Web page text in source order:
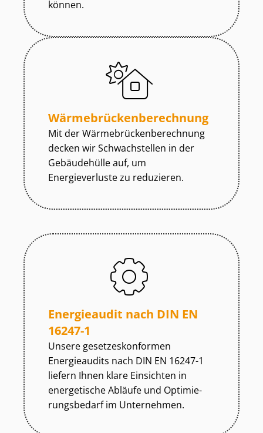
können.
Wär­me­brü­cken­be­rech­nung
Mit der Wär­me­brü­cken­be­rech­nung
decken wir Schwachstellen in der
Gebäudehülle auf, um
Energieverluste zu reduzieren.
Energieaudit nach DIN EN
16247-1
Unsere ge­set­zes­kon­for­men
Energieaudits nach DIN EN 16247-1
liefern Ihnen klare Einsichten in
energetische Abläufe und Op­ti­mie­
rungs­be­darf im Unternehmen.